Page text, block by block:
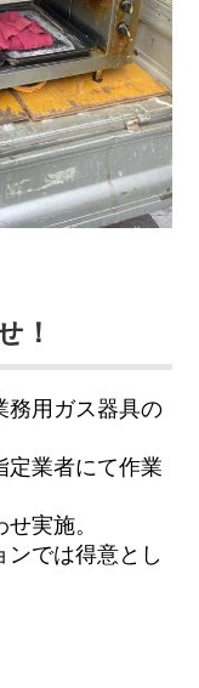
！
務用ガス器具の
定業者にて作業
実施。
では得意とし